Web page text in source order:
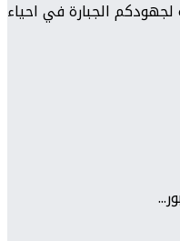
الجبارة في احياء